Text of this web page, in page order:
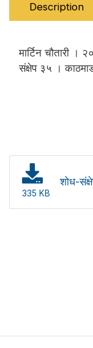
Description
मार्टिन चौतारी ।
संक्षेप ३५ ।
335 KB
शोध-